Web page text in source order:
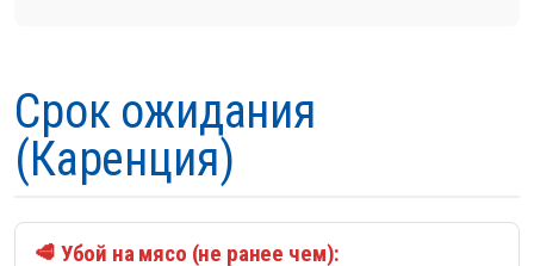
Срок ожидания
(Каренция)
🥩 Убой на мясо (не ранее чем):